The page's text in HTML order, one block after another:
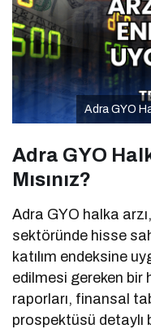
Adra GYO
Adra GYO
Mısınız?
Adra GYO halka
sektöründe hisse
katılım endeksine
edilmesi gereken bir
raporları, finansal
prospektüsü detaylı